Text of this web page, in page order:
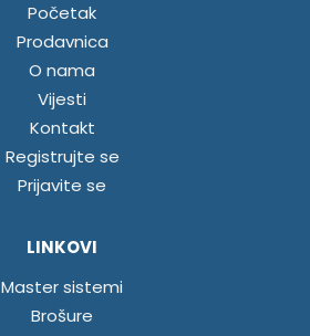
Početak
Prodavnica
O nama
Vijesti
Kontakt
Registrujte se
Prijavite se
LINKOVI
Master sistemi
Brošure